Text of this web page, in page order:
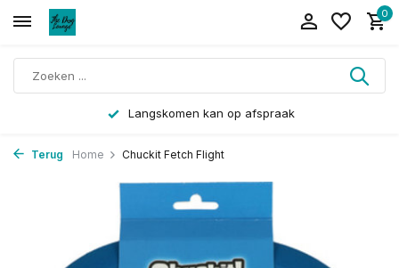
0
Langskomen kan op afspraak
Terug Home Chuckit Fetch Flight